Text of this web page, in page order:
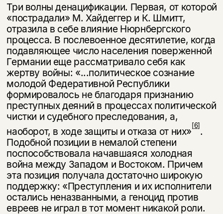
Три волны денацификации. Первая, от которой
«пострадали» М. Хайдеггер и К. Шмитт,
отразила в себе влияние Нюрнбергского
процесса. В после­военное десятилетие, когда
подавляющее число населения поверженной
Гер­мании еще рассматривало себя как
жертву войны: «...политическое сознание
молодой Федеративной Республики
формировалось не благодаря признанию
преступных деяний в процессах политической
чистки и судебного преследо­вания, а,
наоборот, в ходе защиты и отказа от них»[6].
Подобной позиции в не­малой степени
поспособствовала начавшаяся холодная
война между Западом и Востоком. Причем
эта позиция получала достаточно широкую
поддержку: «Преступления и их исполнители
остались неназванными, а геноцид против
евреев не играл в тот момент никакой роли.